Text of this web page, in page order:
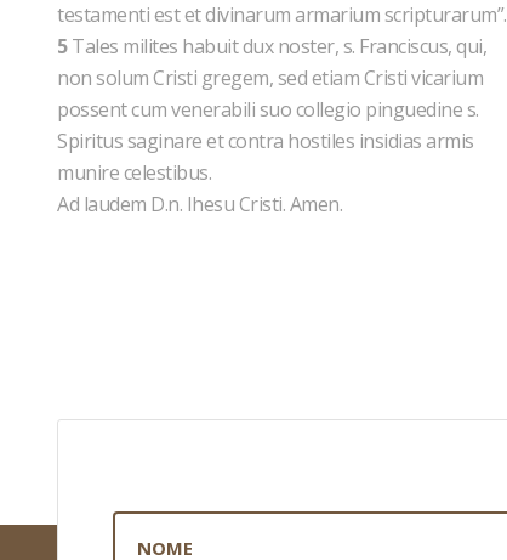
testamenti est et divinarum armarium scripturarum”.
5Tales milites habuit dux noster, s. Franciscus, qui,
non solum Cristi gregem, sed etiam Cristi vicarium
possent cum venerabili suo collegio pinguedine s.
Spiritus saginare et contra hostiles insidias armis
munire celestibus.
Ad laudem D.n. Ihesu Cristi. Amen.